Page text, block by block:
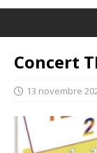
Concert
13 novembre